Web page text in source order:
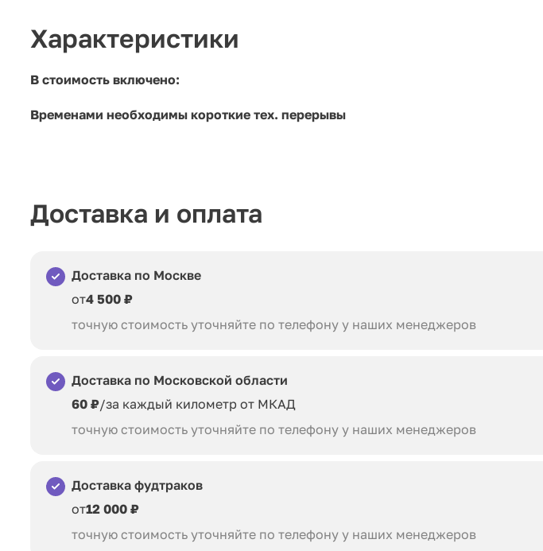
Характеристики
В стоимость включено:
Временами необходимы короткие тех. перерывы
Доставка и оплата
Доставка по Москве
от4 500 ₽
точную стоимость уточняйте по телефону у наших менеджеров
Доставка по Московской области
60 ₽/за каждый километр от МКАД
точную стоимость уточняйте по телефону у наших менеджеров
Доставка фудтраков
от12 000 ₽
точную стоимость уточняйте по телефону у наших менеджеров